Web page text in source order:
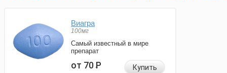
Виагра
100мг
Самый известный в мире
препарат
от 70Р Купить